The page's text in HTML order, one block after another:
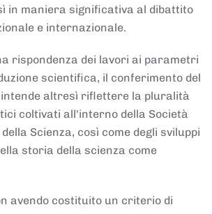
in maniera significativa al dibattito
e internazionale.
rispondenza dei lavori ai parametri
scientifica, il conferimento del
intende altresì riflettere la pluralità
coltivati all'interno della Società
Scienza, così come degli sviluppi
storia della scienza come
avendo costituito un criterio di